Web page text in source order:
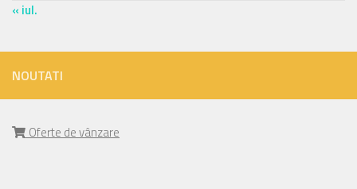
« iul.
NOUTATI
Oferte de vânzare